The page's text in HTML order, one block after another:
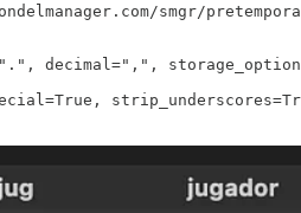
smgr/
decimal=",",